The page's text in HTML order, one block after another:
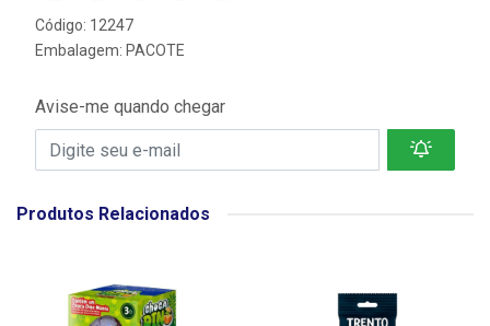
Código: 12247
Embalagem: PACOTE
Avise-me quando chegar
Produtos Relacionados